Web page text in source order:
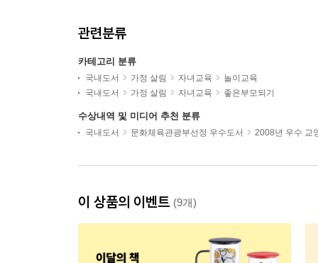
관련분류
카테고리 분류
국내도서 가정 살림 자녀교육
놀이교육
국내도서
가정 살림 자녀교육 좋은부모되기
수상내역 및 미디어 추천 분류
국내도서 문화체육관광부선정 우수도서 2008년 우수 교
이 상품의 이벤트 (9개)